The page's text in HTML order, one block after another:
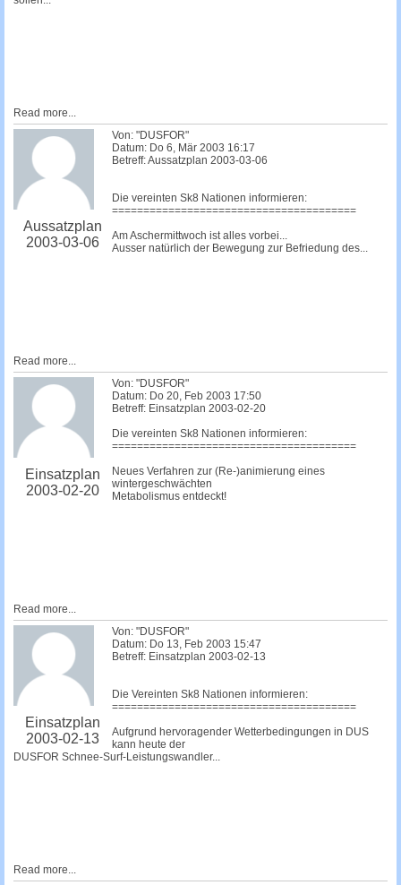
Read more...
Aussatzplan
2003-03-06
Von: "DUSFOR"
Datum: Do 6, Mär 2003 16:17
Betreff: Aussatzplan 2003-03-06
Die vereinten Sk8 Nationen informieren:
=======================================
Am Aschermittwoch ist alles vorbei...
Ausser natürlich der Bewegung zur Befriedung des...
Read more...
Einsatzplan
2003-02-20
Von: "DUSFOR"
Datum: Do 20, Feb 2003 17:50
Betreff: Einsatzplan 2003-02-20
Die vereinten Sk8 Nationen informieren:
=======================================
Neues Verfahren zur (Re-)animierung eines
wintergeschwächten
Metabolismus entdeckt!
Read more...
Einsatzplan
2003-02-13
Von: "DUSFOR"
Datum: Do 13, Feb 2003 15:47
Betreff: Einsatzplan 2003-02-13
Die Vereinten Sk8 Nationen informieren:
=======================================
Aufgrund hervoragender Wetterbedingungen in DUS
kann heute der
DUSFOR Schnee-Surf-Leistungswandler...
Read more...